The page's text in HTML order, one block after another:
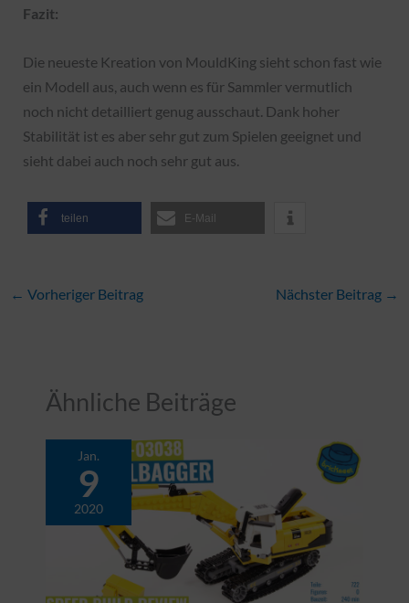
Fazit:
Die neueste Kreation von MouldKing sieht schon fast wie
ein Modell aus, auch wenn es für Sammler vermutlich
noch nicht detailliert genug ausschaut. Dank hoher
Stabilität ist es aber sehr gut zum Spielen geeignet und
sieht dabei auch noch sehr gut aus.
teilen E-Mail
← Vorheriger Beitrag Nächster Beitrag →
Ähnliche Beiträge
Jan.
9
2020